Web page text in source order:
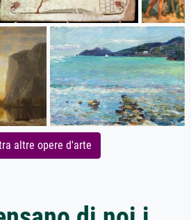
altre opere d'arte